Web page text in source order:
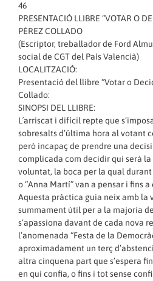
46
PRESENTACIÓ LLIBRE “VOTAR O
PÈREZ COLLADO
(Escriptor, treballador de Ford
social de CGT del País Valencià)
LOCALITZACIÓ:
Presentació del llibre “Votar o
Collado:
SINOPSI DEL LLIBRE:
L´arriscat i difícil repte que
sobresalts d’última hora al votant
però incapaç de prendre una
complicada com decidir qui serà
voluntat, la boca per la qual durant
o “Anna Martí” van a pensar i fins
Aquesta pràctica guia neix amb la
summament útil per a la majoria
s’apassiona davant de cada nova
l’anomenada “Festa de la
aproximadament un terç
altra cinquena part que s’espera
en qui confia, o fins i tot sense